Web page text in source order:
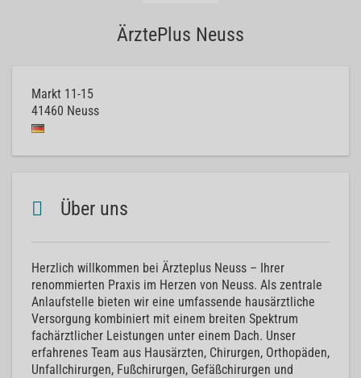
ÄrztePlus Neuss
Markt 11-15
41460 Neuss
Über uns
Herzlich willkommen bei Ärzteplus Neuss – Ihrer
renommierten Praxis im Herzen von Neuss. Als zentrale
Anlaufstelle bieten wir eine umfassende hausärztliche
Versorgung kombiniert mit einem breiten Spektrum
fachärztlicher Leistungen unter einem Dach. Unser
erfahrenes Team aus Hausärzten, Chirurgen, Orthopäden,
Unfallchirurgen, Fußchirurgen, Gefäßchirurgen und